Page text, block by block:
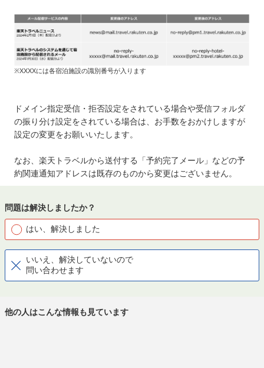
※XXXXには各宿泊施設の識別番号が入ります
ドメイン指定受信・拒否設定をされている場合や受信フォルダ
の振り分け設定をされている場合は、お手数をおかけしますが
設定の変更をお願いいたします。
なお、楽天トラベルから送付する「予約完了メール」などの予
約関連通知アドレスは既存のものから変更はございません。
問題は解決しましたか？
はい、解決しました
いいえ、解決していないので
問い合わせます
他の人はこんな情報も見ています